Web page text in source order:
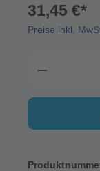
31,45 €*
Preise inkl.